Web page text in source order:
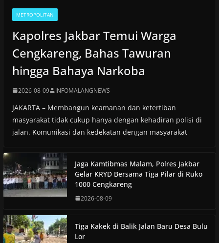
METROPOLITAN
Kapolres Jakbar Temui Warga
Cengkareng, Bahas Tawuran
hingga Bahaya Narkoba
2026-08-09 INFOMALANGNEWS
JAKARTA – Membangun keamanan dan ketertiban
masyarakat tidak cukup hanya dengan kehadiran polisi di
jalan. Komunikasi dan kedekatan dengan masyarakat
Jaga Kamtibmas Malam, Polres Jakbar
Gelar KRYD Bersama Tiga Pilar di Ruko
1000 Cengkareng
2026-08-09
Tiga Kakek di Balik Jalan Baru Desa Bulu
Lor